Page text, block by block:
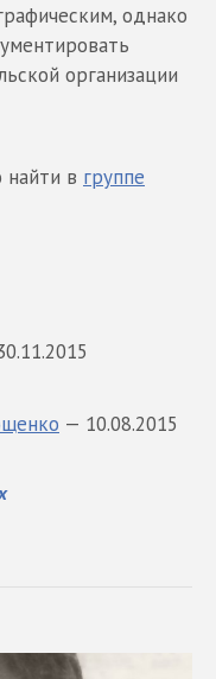
однако
организации
в группе
— 10.08.2015